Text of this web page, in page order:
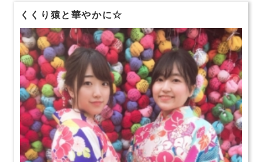
くくり猿と華やかに☆